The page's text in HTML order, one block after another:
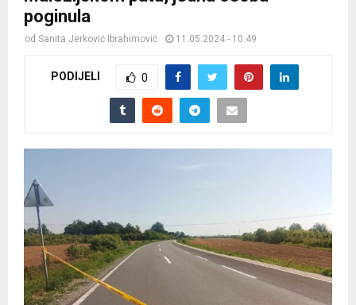
poginula
od Sanita Jerković Ibrahimović 11.05.2024 - 10:49
PODIJELI 0